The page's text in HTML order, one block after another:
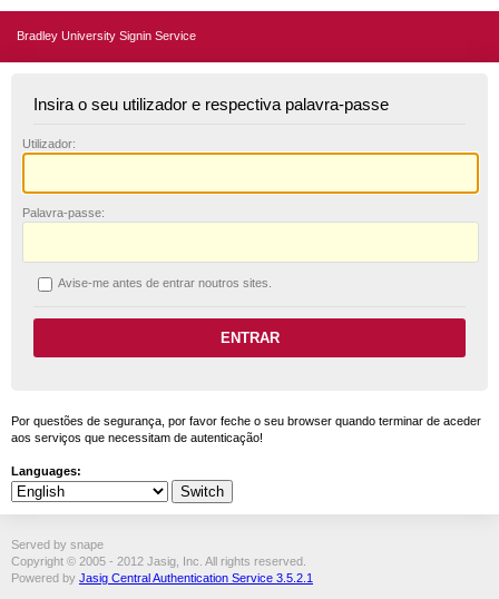
Bradley University Signin Service
Insira o seu utilizador e respectiva palavra-passe
Utilizador:
Palavra-passe:
Avise-me antes de entrar noutros sites.
Por questões de segurança, por favor feche o seu browser quando terminar de aceder
aos serviços que necessitam de autenticação!
Languages:
Served by snape
Copyright © 2005 - 2012 Jasig, Inc. All rights reserved.
Powered by Jasig Central Authentication Service 3.5.2.1